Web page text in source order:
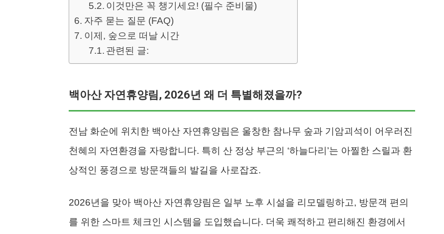
이것만은 꼭 챙기세요! (필수 준비물)
자주 묻는 질문 (FAQ)
이제, 숲으로 떠날 시간
관련된 글:
백아산 자연휴양림, 2026년 왜 더 특별해졌을까?
전남 화순에 위치한 백아산 자연휴양림은 울창한 참나무 숲과 기암괴석이 어우러진
천혜의 자연환경을 자랑합니다. 특히 산 정상 부근의 ‘하늘다리’는 아찔한 스릴과 환
상적인 풍경으로 방문객들의 발길을 사로잡죠.
2026년을 맞아 백아산 자연휴양림은 일부 노후 시설을 리모델링하고, 방문객 편의
를 위한 스마트 체크인 시스템을 도입했습니다. 더욱 쾌적하고 편리해진 환경에서